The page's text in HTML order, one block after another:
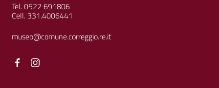
Tel. 0522 691806
Cell. 331.4006441
museo@comune.correggio.re.it
Facebook